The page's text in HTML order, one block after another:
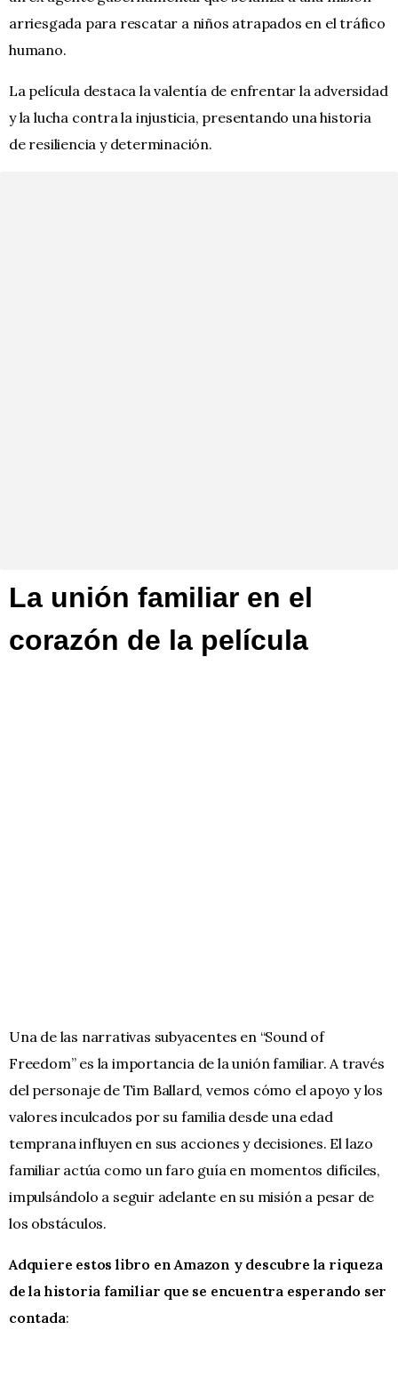
arriesgada para rescatar a niños atrapados en el tráfico
humano.
La película destaca la valentía de enfrentar la adversidad
y la lucha contra la injusticia, presentando una historia
de resiliencia y determinación.
La unión familiar en el
corazón de la película
Una de las narrativas subyacentes en “Sound of
Freedom” es la importancia de la unión familiar. A través
del personaje de Tim Ballard, vemos cómo el apoyo y los
valores inculcados por su familia desde una edad
temprana influyen en sus acciones y decisiones. El lazo
familiar actúa como un faro guía en momentos difíciles,
impulsándolo a seguir adelante en su misión a pesar de
los obstáculos.
Adquiere estos libro en Amazon y descubre la riqueza
de la historia familiar que se encuentra esperando ser
contada: